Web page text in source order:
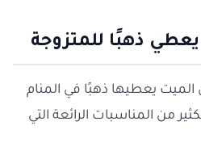
ذهبًا للمتزوجة
الميت يعطيها ذهبًا في المنام
من المناسبات الرائعة التي